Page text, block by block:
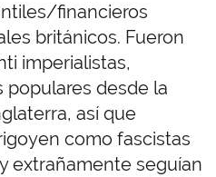
financieros
británicos. Fueron
imperialistas,
populares desde la
así que
como fascistas
extrañamente seguían